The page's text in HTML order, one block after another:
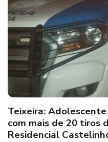
Teixeira:
com mais de 20 tiros
Residencial